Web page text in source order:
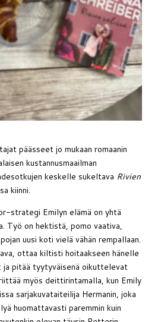
päässeet jo mukaan romaanin
kustannusmaailman
keskelle sukeltava Rivien
kiinni.
strategi Emilyn elämä on yhtä
Työ on hektistä, pomo vaativa,
uusi koti vielä vähän rempallaan.
ottaa kiltisti hoitaakseen hänelle
pitää tyytyväisenä oikuttelevat
myös deittirintamalla, kun Emily
sarjakuvataiteilija Hermanin, joka
huomattavasti paremmin kuin